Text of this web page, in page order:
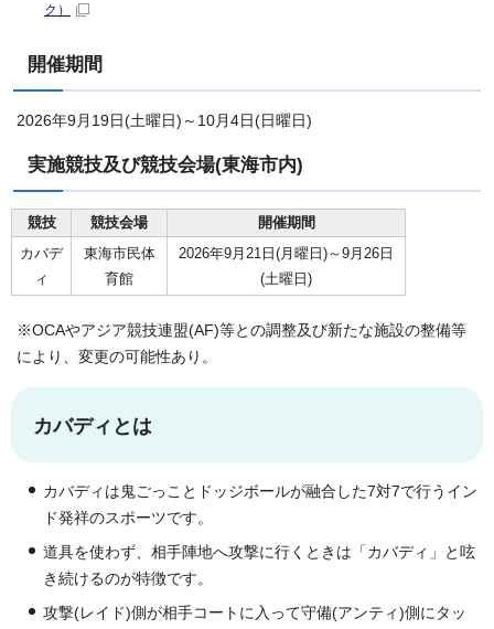
ク）
開催期間
2026年9月19日(土曜日)～10月4日(日曜日)
実施競技及び競技会場(東海市内)
競技 競技会場
開催期間
カバデ
ィ
東海市民体
育館
2026年9月21日(月曜日)～9月26日
(土曜日)
※OCAやアジア競技連盟(AF)等との調整及び新たな施設の整備等
により、変更の可能性あり。
カバディとは
カバディは鬼ごっことドッジボールが融合した7対7で行うイン
ド発祥のスポーツです。
道具を使わず、相手陣地へ攻撃に行くときは「カバディ」と呟
き続けるのが特徴です。
攻撃(レイド)側が相手コートに入って守備(アンティ)側にタッ